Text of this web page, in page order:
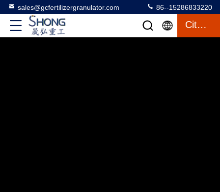
sales@gcfertilizergranulator.com 86--15286833220
Citações